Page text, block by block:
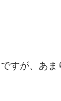
すが、あ